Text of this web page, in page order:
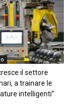
il settore
a trainare le
intelligenti”